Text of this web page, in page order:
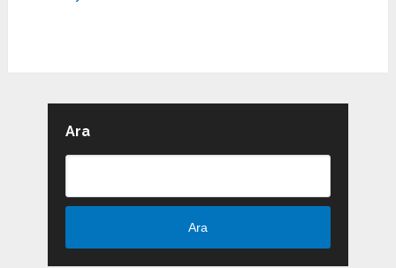
Ara
Ara